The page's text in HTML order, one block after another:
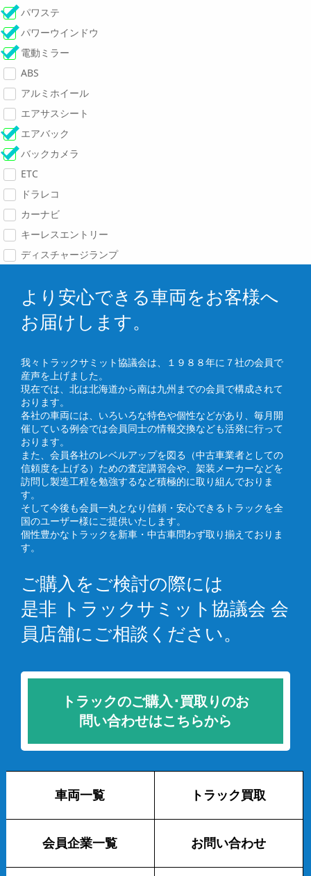
パワステ
パワーウインドウ
電動ミラー
ABS
アルミホイール
エアサスシート
エアバック
バックカメラ
ETC
ドラレコ
カーナビ
キーレスエントリー
ディスチャージランプ
より安心できる車両をお客様へ
お届けします。
我々トラックサミット協議会は、１９８８年に７社の会員で
産声を上げました。
現在では、北は北海道から南は九州までの会員で構成されて
おります。
各社の車両には、いろいろな特色や個性などがあり、毎月開
催している例会では会員同士の情報交換なども活発に行って
おります。
また、会員各社のレベルアップを図る（中古車業者としての
信頼度を上げる）ための査定講習会や、架装メーカーなどを
訪問し製造工程を勉強するなど積極的に取り組んでおりま
す。
そして今後も会員一丸となり信頼・安心できるトラックを全
国のユーザー様にご提供いたします。
個性豊かなトラックを新車・中古車問わず取り揃えておりま
す。
ご購入をご検討の際には
是非 トラックサミット協議会 会
員店舗にご相談ください。
トラックのご購入･買取りのお
問い合わせはこちらから
車両一覧 トラック買取
会員企業一覧 お問い合わせ